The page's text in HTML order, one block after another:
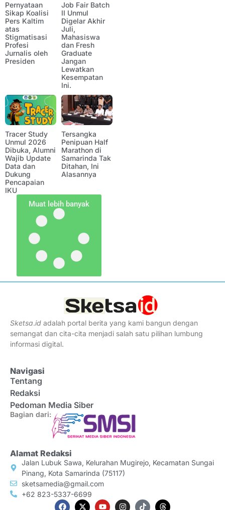
Pernyataan
Sikap Koalisi
Pers Kaltim
atas
Stigmatisasi
Profesi
Jurnalis oleh
Presiden
Job Fair Batch
II Unmul
Digelar Akhir
Juli,
Mahasiswa
dan Fresh
Graduate
Jangan
Lewatkan
Kesempatan
Ini.
Tracer Study
Unmul 2026
Dibuka, Alumni
Wajib Update
Data dan
Dukung
Pencapaian
IKU
Tersangka
Penipuan Half
Marathon di
Samarinda Tak
Ditahan, Ini
Alasannya
Muat lebih banyak
Sketsa.id adalah portal berita yang kami bangun dengan
semangat dan cita-cita menjadi salah satu pilihan lumbung
informasi digital.
Navigasi
Tentang
Redaksi
Pedoman Media Siber
Bagian dari:
Alamat Redaksi
Jalan Lubuk Sawa, Kelurahan Mugirejo, Kecamatan Sungai
Pinang, Kota Samarinda (75117)
sketsamedia@gmail.com
+62 823-5337-6699